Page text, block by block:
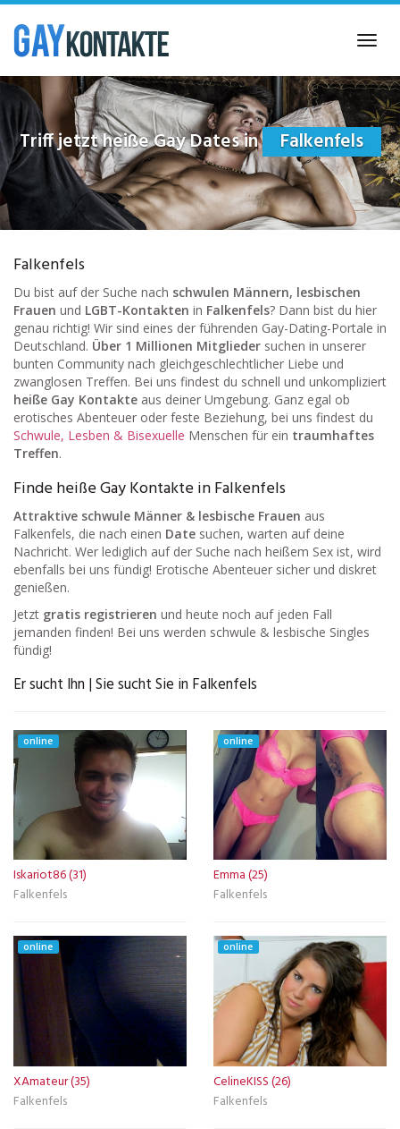
Skip
main
content
Triff jetzt heiße Gay Dates in Falkenfels
Falkenfels
Du bist auf der Suche nach schwulen Männern, lesbischen
Frauen und LGBT-Kontakten in Falkenfels? Dann bist du hier
genau richtig! Wir sind eines der führenden Gay-Dating-Portale in
Deutschland. Über 1 Millionen Mitglieder suchen in unserer
bunten Community nach gleichgeschlechtlicher Liebe und
zwanglosen Treffen. Bei uns findest du schnell und unkompliziert
heiße Gay Kontakte aus deiner Umgebung. Ganz egal ob
erotisches Abenteuer oder feste Beziehung, bei uns findest du
Schwule, Lesben & Bisexuelle Menschen für ein traumhaftes
Treffen.
Finde heiße Gay Kontakte in Falkenfels
Attraktive schwule Männer & lesbische Frauen aus
Falkenfels, die nach einen Date suchen, warten auf deine
Nachricht. Wer lediglich auf der Suche nach heißem Sex ist, wird
ebenfalls bei uns fündig! Erotische Abenteuer sicher und diskret
genießen.
Jetzt gratis registrieren und heute noch auf jeden Fall
jemanden finden! Bei uns werden schwule & lesbische Singles
fündig!
Er sucht Ihn | Sie sucht Sie in Falkenfels
online
Iskariot86 (31)
Falkenfels
online
Emma (25)
Falkenfels
online
XAmateur (35)
Falkenfels
online
CelineKISS (26)
Falkenfels